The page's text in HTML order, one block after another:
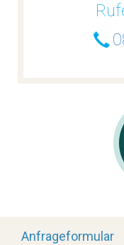
Anfrageformular